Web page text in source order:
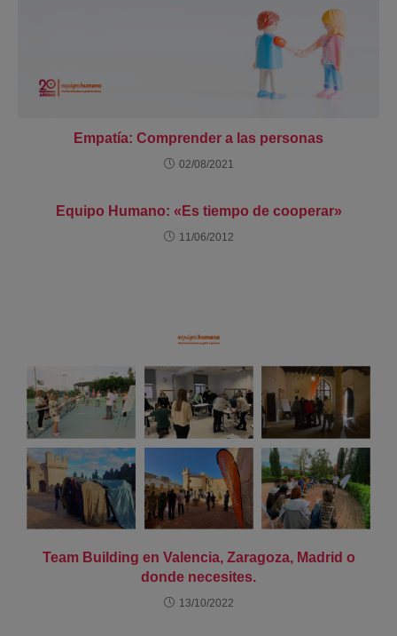
Empatía: Comprender a las personas
02/08/2021
Equipo Humano: «Es tiempo de cooperar»
11/06/2012
Team Building en Valencia, Zaragoza, Madrid o
donde necesites.
13/10/2022